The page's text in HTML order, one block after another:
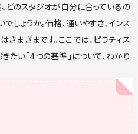
どのスタジオが自分に合っているの
しょうか。価格、通いやすさ、インス
さまざまです。ここでは、ピラティス
たい「4つの基準」について、わかり